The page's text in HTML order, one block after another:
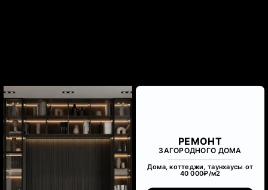
РЕМОНТ
ЗАГОРОДНОГО ДОМА
Дома, коттеджи, таунхаусы от
40 000₽/м2